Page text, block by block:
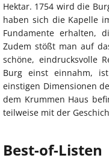
Hektar. 1754 wird die
haben sich die Kapelle
Fundamente erhalten,
Zudem stößt man auf
schöne, eindrucksvolle
Burg einst einnahm,
einstigen Dimensionen
dem Krummen Haus
teilweise mit der
Best-of-Listen